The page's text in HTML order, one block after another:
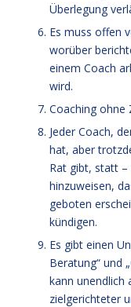
Überlegung
Es muss offen
worüber
einem Coach
wird.
Coaching ohne
Jeder Coach,
hat, aber
Rat gibt, statt
hinzuweisen,
geboten
kündigen.
Es gibt einen
Beratung“ und
kann unendlich
zielgerichteter